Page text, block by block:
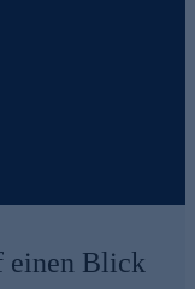
einen Blick